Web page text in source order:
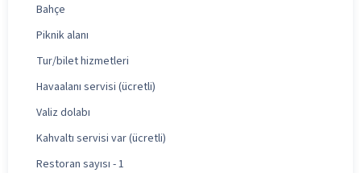
Bahçe
Piknik alanı
Tur/bilet hizmetleri
Havaalanı servisi (ücretli)
Valiz dolabı
Kahvaltı servisi var (ücretli)
Restoran sayısı - 1